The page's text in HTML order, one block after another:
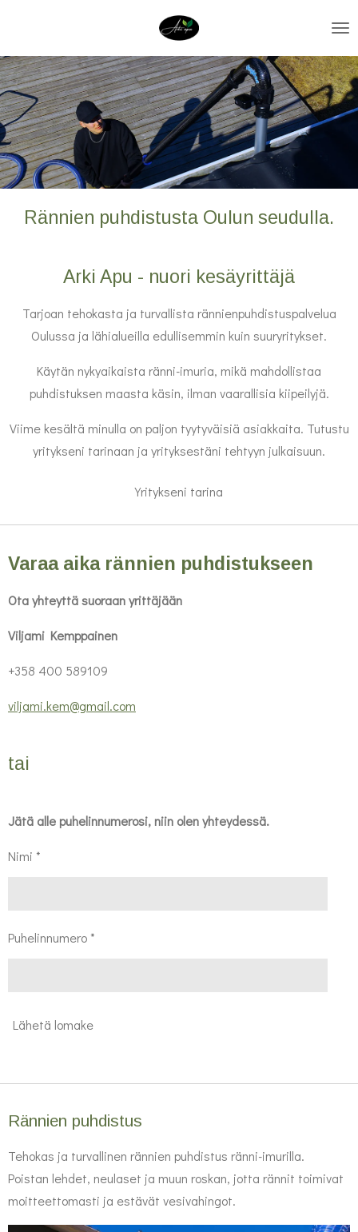
Rännien puhdistusta Oulun seudulla.
Arki Apu - nuori kesäyrittäjä
Tarjoan tehokasta ja turvallista rännienpuhdistuspalvelua
Oulussa ja lähialueilla edullisemmin kuin suuryritykset.
Käytän nykyaikaista ränni-imuria, mikä mahdollistaa
puhdistuksen maasta käsin, ilman vaarallisia kiipeilyjä.
Viime kesältä minulla on paljon tyytyväisiä asiakkaita. Tutustu
yritykseni tarinaan ja yrityksestäni tehtyyn julkaisuun.
Yritykseni tarina
Varaa aika rännien puhdistukseen
Ota yhteyttä suoraan yrittäjään
Viljami Kemppainen
+358 400 589109
viljami.kem@gmail.com
tai
Jätä alle puhelinnumerosi, niin olen yhteydessä.
Nimi *
Puhelinnumero *
Lähetä lomake
Rännien puhdistus
Tehokas ja turvallinen rännien puhdistus ränni-imurilla.
Poistan lehdet, neulaset ja muun roskan, jotta rännit toimivat
moitteettomasti ja estävät vesivahingot.